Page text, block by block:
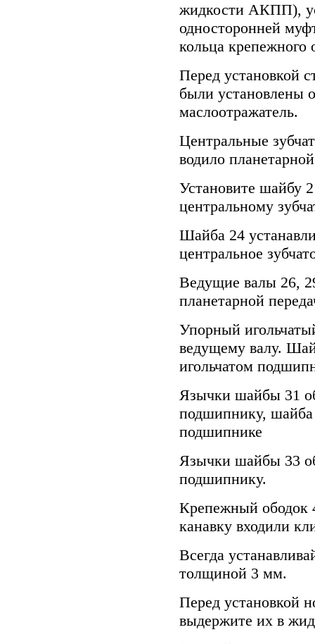
жидкости АКПП),
односторонней
кольца крепежного
Перед установкой
были установлены
маслоотражатель.
Центральные
водило
Установите шайбу
центральному
Шайба 24
центральное
Ведущие валы 26,
планетарной
Упорный
ведущему валу.
игольчатом
Язычки шайбы 31
подшипнику, шайба
подшипнике
Язычки шайбы 33
подшипнику.
Крепежный ободок
канавку входили
Всегда
толщиной 3 мм.
Перед установкой
выдержите их в